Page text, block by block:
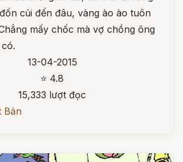
củi đến đâu, vàng ào ào tuôn
mấy chốc mà vợ chồng ông
13-04-2015
⭐ 4.8
15,333 lượt đọc
Bản